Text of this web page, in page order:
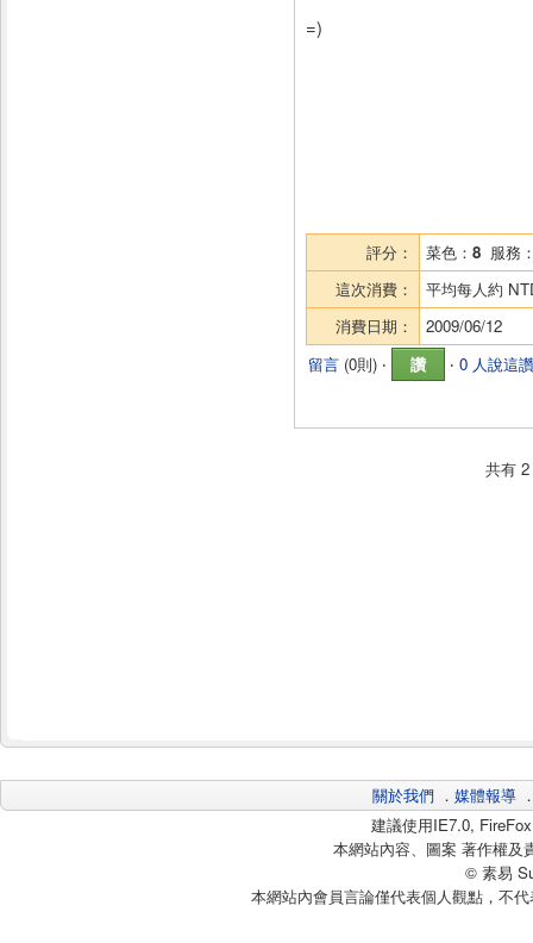
=)
評分： 菜色： 8服務
這次消費：
平均每人約
消費日期：
2009/06/12
留言(0則) ‧ 讚 ‧ 0 人說這讚
共有 2
關於我們 ． 媒體報導
建議使用IE7.0,
本網站內容、圖案 著作權及
© 素易
本網站內會員言論僅代表個人觀點，不